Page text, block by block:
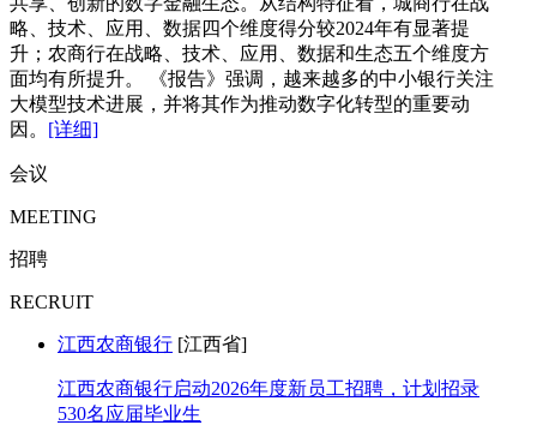
略、技术、应用、数据四个维度得分较2024年有显著提
升；农商行在战略、技术、应用、数据和生态五个维度方
面均有所提升。 《报告》强调，越来越多的中小银行关注
大模型技术进展，并将其作为推动数字化转型的重要动
因。 [详细]
会议
MEETING
招聘
RECRUIT
江西农商银行 [江西省]
江西农商银行启动2026年度新员工招聘，计划招录
530名应届毕业生